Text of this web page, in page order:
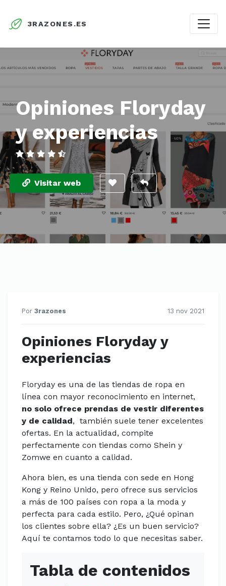
3RAZONES.ES
Opiniones Floryday
y experiencias
Visitar web
Por 3razones 13 nov 2021
Opiniones Floryday y
experiencias
Floryday es una de las tiendas de ropa en
línea con mayor reconocimiento en internet,
no solo ofrece prendas de vestir diferentes
y de calidad, también suele tener excelentes
ofertas. En la actualidad, compite
perfectamente con tiendas como Shein y
Zomwe en cuanto a calidad.
Ahora bien, es una tienda con sede en Hong
Kong y Reino Unido, pero ofrece sus servicios
a más de 100 países con ropa a la moda y
perfecta para cada estilo. Pero, ¿Qué opinan
los clientes sobre ella? ¿Es un buen servicio?
Aquí te contamos todo lo que necesitas saber.
Tabla de contenidos